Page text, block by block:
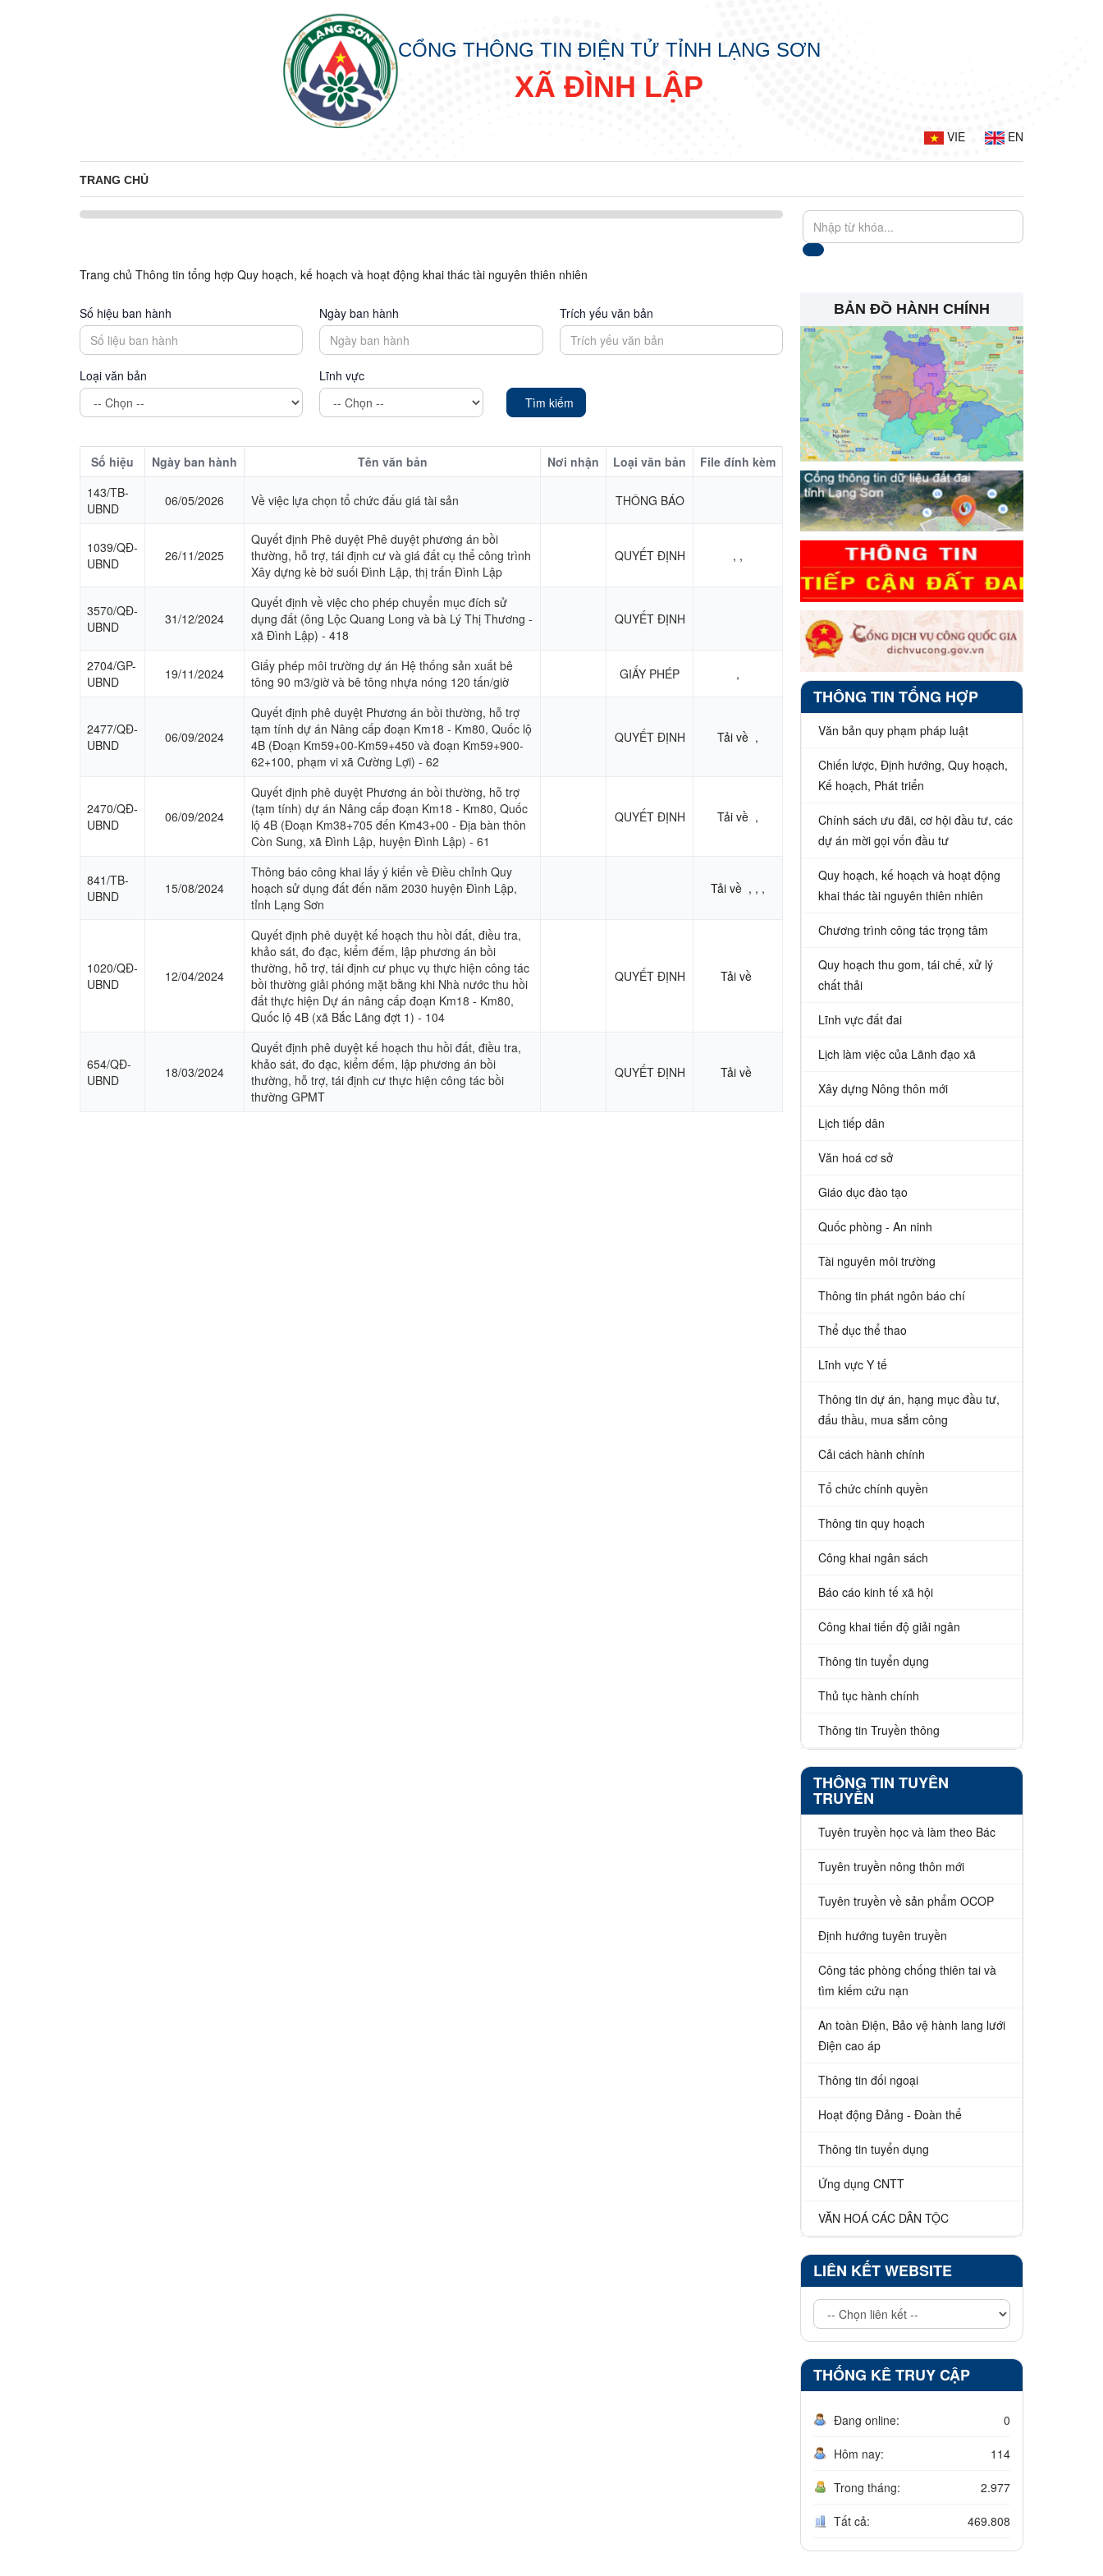
CỔNG THÔNG TIN ĐIỆN TỬ TỈNH LẠNG SƠN
XÃ ĐÌNH LẬP
VIE EN
TRANG CHỦ
Trang chủ Thông tin tổng hợp Quy hoạch, kế hoạch và hoạt động khai thác tài nguyên thiên nhiên
Số hiệu ban hành Ngày ban hành Trích yếu văn bản
Loại văn bản
Lĩnh vực
Tìm kiếm
Số hiệu Ngày ban hành Tên văn bản Nơi nhận Loại văn bản
File đính kèm
143/TB-
UBND
06/05/2026 Về việc lựa chọn tổ chức đấu giá tài sản THÔNG BÁO
1039/QĐ-
UBND
26/11/2025
Quyết định Phê duyệt Phê duyệt phương án bồi
thường, hỗ trợ, tái định cư và giá đất cụ thể công trình
Xây dựng kè bờ suối Đình Lập, thị trấn Đình Lập
QUYẾT ĐỊNH , ,
3570/QĐ-
UBND
31/12/2024
Quyết định về việc cho phép chuyển mục đích sử
dụng đất (ông Lộc Quang Long và bà Lý Thị Thương -
xã Đình Lập) - 418
QUYẾT ĐỊNH
2704/GP-
UBND
19/11/2024
Giấy phép môi trường dự án Hệ thống sản xuất bê
tông 90 m3/giờ và bê tông nhựa nóng 120 tấn/giờ
GIẤY PHÉP ,
2477/QĐ-
UBND
06/09/2024
Quyết định phê duyệt Phương án bồi thường, hỗ trợ
tạm tính dự án Nâng cấp đoạn Km18 - Km80, Quốc lộ
4B (Đoạn Km59+00-Km59+450 và đoạn Km59+900-
62+100, phạm vi xã Cường Lợi) - 62
QUYẾT ĐỊNH Tải về ,
2470/QĐ-
UBND
06/09/2024
Quyết định phê duyệt Phương án bồi thường, hỗ trợ
(tạm tính) dự án Nâng cấp đoạn Km18 - Km80, Quốc
lộ 4B (Đoạn Km38+705 đến Km43+00 - Địa bàn thôn
Còn Sung, xã Đình Lập, huyện Đình Lập) - 61
QUYẾT ĐỊNH Tải về ,
841/TB-
UBND
15/08/2024
Thông báo công khai lấy ý kiến về Điều chỉnh Quy
hoạch sử dụng đất đến năm 2030 huyện Đình Lập,
tỉnh Lạng Sơn
Tải về , , ,
1020/QĐ-
UBND
12/04/2024
Quyết định phê duyệt kế hoạch thu hồi đất, điều tra,
khảo sát, đo đạc, kiểm đếm, lập phương án bồi
thường, hỗ trợ, tái định cư phục vụ thực hiện công tác
bồi thường giải phóng mặt bằng khi Nhà nước thu hồi
đất thực hiện Dự án nâng cấp đoạn Km18 - Km80,
Quốc lộ 4B (xã Bắc Lãng đợt 1) - 104
QUYẾT ĐỊNH Tải về
654/QĐ-
UBND
18/03/2024
Quyết định phê duyệt kế hoạch thu hồi đất, điều tra,
khảo sát, đo đạc, kiểm đếm, lập phương án bồi
thường, hỗ trợ, tái định cư thực hiện công tác bồi
thường GPMT
QUYẾT ĐỊNH Tải về
BẢN ĐỒ HÀNH CHÍNH
THÔNG TIN TỔNG HỢP
Văn bản quy phạm pháp luật
Chiến lược, Định hướng, Quy hoạch,
Kế hoạch, Phát triển
Chính sách ưu đãi, cơ hội đầu tư, các
dự án mời gọi vốn đầu tư
Quy hoạch, kế hoạch và hoạt động
khai thác tài nguyên thiên nhiên
Chương trình công tác trọng tâm
Quy hoạch thu gom, tái chế, xử lý
chất thải
Lĩnh vực đất đai
Lịch làm việc của Lãnh đạo xã
Xây dựng Nông thôn mới
Lịch tiếp dân
Văn hoá cơ sở
Giáo dục đào tạo
Quốc phòng - An ninh
Tài nguyên môi trường
Thông tin phát ngôn báo chí
Thể dục thể thao
Lĩnh vực Y tế
Thông tin dự án, hạng mục đầu tư,
đấu thầu, mua sắm công
Cải cách hành chính
Tổ chức chính quyền
Thông tin quy hoạch
Công khai ngân sách
Báo cáo kinh tế xã hội
Công khai tiến độ giải ngân
Thông tin tuyển dụng
Thủ tục hành chính
Thông tin Truyền thông
THÔNG TIN TUYÊN
TRUYỀN
Tuyên truyền học và làm theo Bác
Tuyên truyền nông thôn mới
Tuyên truyền về sản phẩm OCOP
Định hướng tuyên truyền
Công tác phòng chống thiên tai và
tìm kiếm cứu nạn
An toàn Điện, Bảo vệ hành lang lưới
Điện cao áp
Thông tin đối ngoại
Hoạt động Đảng - Đoàn thể
Thông tin tuyển dụng
Ứng dụng CNTT
VĂN HOÁ CÁC DÂN TỘC
LIÊN KẾT WEBSITE
THỐNG KÊ TRUY CẬP
Đang online: 0
Hôm nay: 114
Trong tháng: 2.977
Tất cả: 469.808